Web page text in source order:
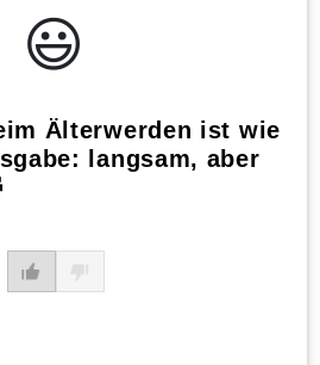
😃️
Älterwerden ist wie
langsam, aber